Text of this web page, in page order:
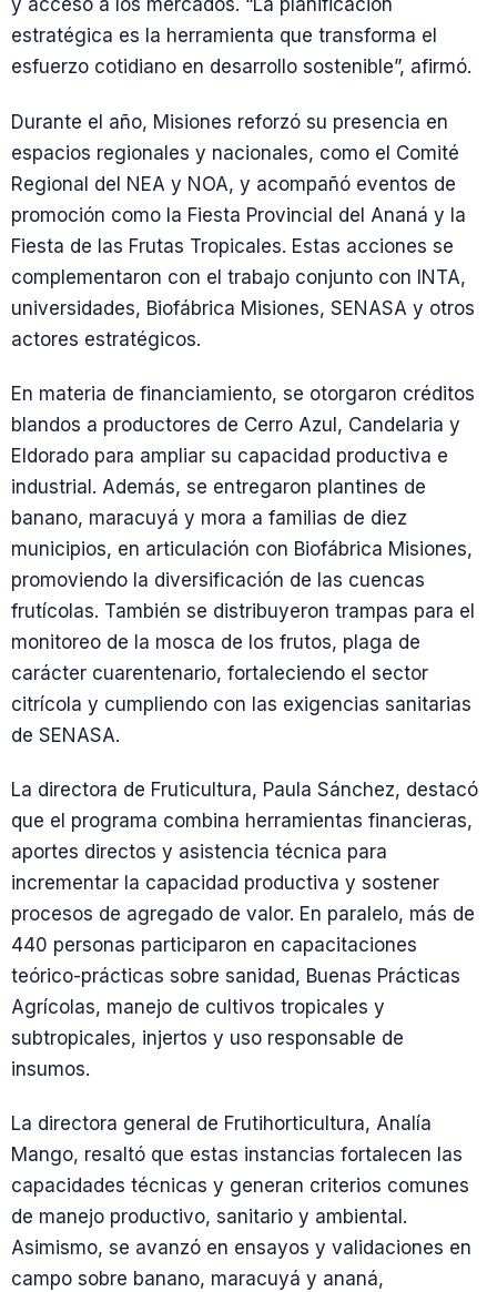
y acceso a los mercados. “La planificación
estratégica es la herramienta que transforma el
esfuerzo cotidiano en desarrollo sostenible”, afirmó.
Durante el año, Misiones reforzó su presencia en
espacios regionales y nacionales, como el Comité
Regional del NEA y NOA, y acompañó eventos de
promoción como la Fiesta Provincial del Ananá y la
Fiesta de las Frutas Tropicales. Estas acciones se
complementaron con el trabajo conjunto con INTA,
universidades, Biofábrica Misiones, SENASA y otros
actores estratégicos.
En materia de financiamiento, se otorgaron créditos
blandos a productores de Cerro Azul, Candelaria y
Eldorado para ampliar su capacidad productiva e
industrial. Además, se entregaron plantines de
banano, maracuyá y mora a familias de diez
municipios, en articulación con Biofábrica Misiones,
promoviendo la diversificación de las cuencas
frutícolas. También se distribuyeron trampas para el
monitoreo de la mosca de los frutos, plaga de
carácter cuarentenario, fortaleciendo el sector
citrícola y cumpliendo con las exigencias sanitarias
de SENASA.
La directora de Fruticultura, Paula Sánchez, destacó
que el programa combina herramientas financieras,
aportes directos y asistencia técnica para
incrementar la capacidad productiva y sostener
procesos de agregado de valor. En paralelo, más de
440 personas participaron en capacitaciones
teórico-prácticas sobre sanidad, Buenas Prácticas
Agrícolas, manejo de cultivos tropicales y
subtropicales, injertos y uso responsable de
insumos.
La directora general de Frutihorticultura, Analía
Mango, resaltó que estas instancias fortalecen las
capacidades técnicas y generan criterios comunes
de manejo productivo, sanitario y ambiental.
Asimismo, se avanzó en ensayos y validaciones en
campo sobre banano, maracuyá y ananá,